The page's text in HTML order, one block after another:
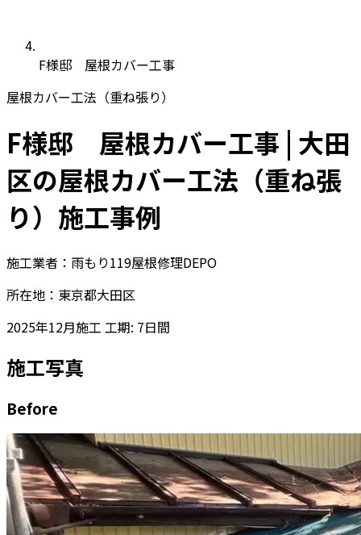
F様邸 屋根カバー工事
屋根カバー工法（重ね張り）
F様邸 屋根カバー工事 | 大田
区の屋根カバー工法（重ね張
り）施工事例
施工業者：雨もり119屋根修理DEPO
所在地：東京都大田区
2025年12月施工 工期: 7日間
施工写真
Before